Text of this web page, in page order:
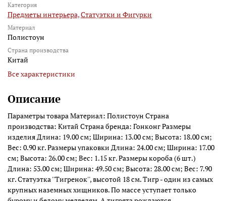
Категория
Предметы интерьера,Статуэтки и Фигурки
Материал
Полистоун
Страна производства
Китай
Все характеристики
Описание
Параметры товара Материал: Полистоун Страна
производства: Китай Страна бренда: Гонконг Размеры
изделия Длина: 19.00 см; Ширина: 13.00 см; Высота: 18.00 см;
Вес: 0.90 кг. Размеры упаковки Длина: 24.00 см; Ширина: 17.00
см; Высота: 26.00 см; Вес: 1.15 кг. Размеры короба (6 шт.)
Длина: 53.00 см; Ширина: 49.50 см; Высота: 28.00 см; Вес: 7.90
кг. Статуэтка ''Тигренок'', высотой 18 см. Тигр - один из самых
крупных наземных хищников. По массе уступает только